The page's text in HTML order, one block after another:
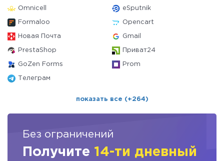
Omnicell eSputnik
Formaloo Opencart
Новая Почта Gmail
PrestaShop Приват24
GoZen Forms Prom
Телеграм
показать все (+264)
Без ограничений
Получите 14-ти дневный